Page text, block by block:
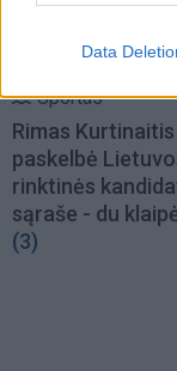
Data
Sportas
Rimas Kurtinaitis
paskelbė
rinktinės
sąraše - du
(3)